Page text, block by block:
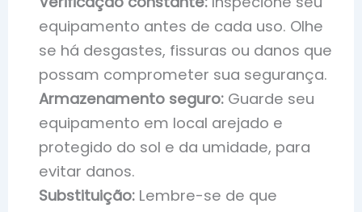
equipamento antes de cada uso. Olhe
se há desgastes, fissuras ou danos que
possam comprometer sua segurança.
Armazenamento seguro: Guarde seu
equipamento em local arejado e
protegido do sol e da umidade, para
evitar danos.
Substituição: Lembre-se de que